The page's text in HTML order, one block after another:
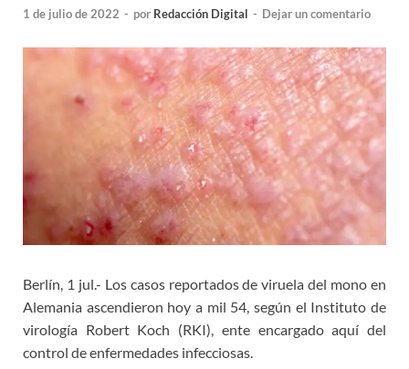
1 de julio de 2022 - por Redacción Digital - Dejar un comentario
Berlín, 1 jul.- Los casos reportados de viruela del mono en
Alemania ascendieron hoy a mil 54, según el Instituto de
virología Robert Koch (RKI), ente encargado aquí del
control de enfermedades infecciosas.